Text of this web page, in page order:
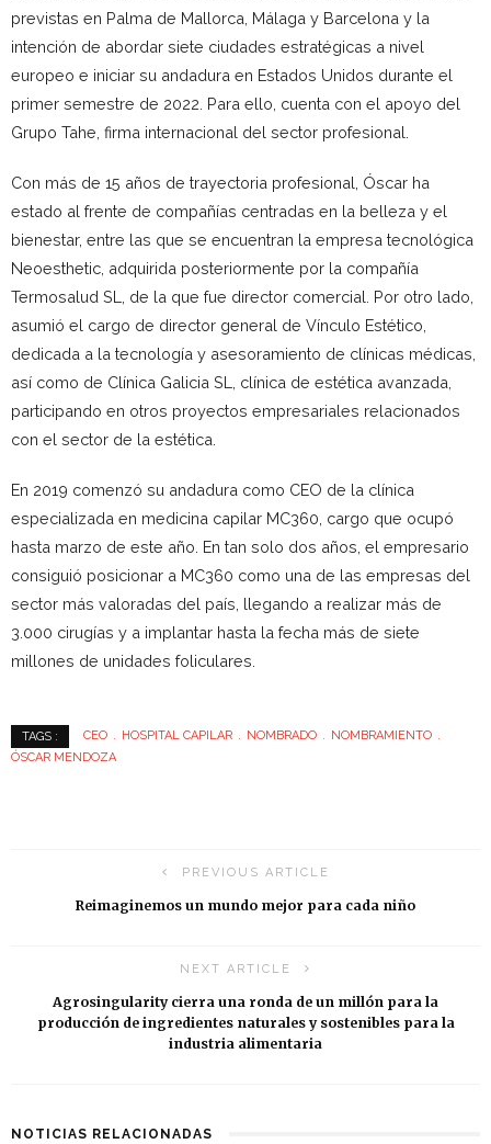
previstas en Palma de Mallorca, Málaga y Barcelona y la
intención de abordar siete ciudades estratégicas a nivel
europeo e iniciar su andadura en Estados Unidos durante el
primer semestre de 2022. Para ello, cuenta con el apoyo del
Grupo Tahe, firma internacional del sector profesional.
Con más de 15 años de trayectoria profesional, Óscar ha
estado al frente de compañías centradas en la belleza y el
bienestar, entre las que se encuentran la empresa tecnológica
Neoesthetic, adquirida posteriormente por la compañía
Termosalud SL, de la que fue director comercial. Por otro lado,
asumió el cargo de director general de Vínculo Estético,
dedicada a la tecnología y asesoramiento de clínicas médicas,
así como de Clínica Galicia SL, clínica de estética avanzada,
participando en otros proyectos empresariales relacionados
con el sector de la estética.
En 2019 comenzó su andadura como CEO de la clínica
especializada en medicina capilar MC360, cargo que ocupó
hasta marzo de este año. En tan solo dos años, el empresario
consiguió posicionar a MC360 como una de las empresas del
sector más valoradas del país, llegando a realizar más de
3.000 cirugías y a implantar hasta la fecha más de siete
millones de unidades foliculares.
TAGS : CEO HOSPITAL CAPILAR NOMBRADO
NOMBRAMIENTO
ÓSCAR MENDOZA
PREVIOUS ARTICLE
Reimaginemos un mundo mejor para cada niño
NEXT ARTICLE
Agrosingularity cierra una ronda de un millón para la
producción de ingredientes naturales y sostenibles para la
industria alimentaria
NOTICIAS RELACIONADAS